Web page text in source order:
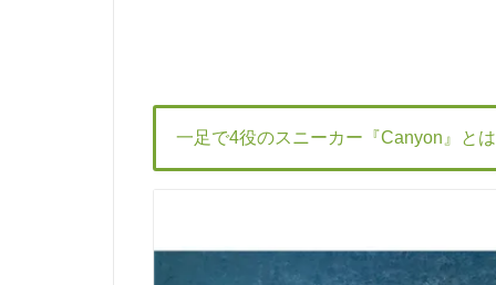
一足で4役のスニーカー 『Canyon』と